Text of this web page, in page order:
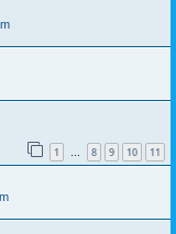
1 … 8 9 10 11